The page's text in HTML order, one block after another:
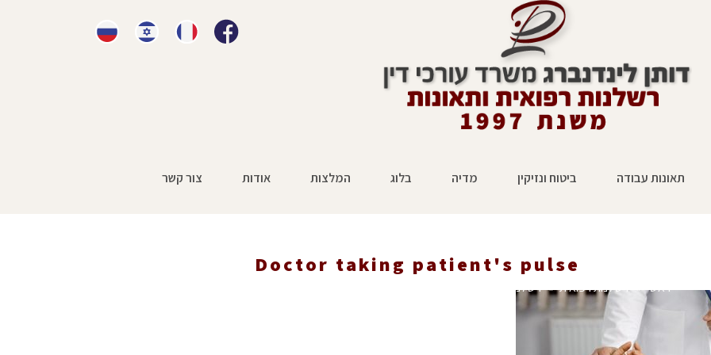
תאונות עבודה ביטוח ונזיקין מדיה בלוג המלצות אודות צור קשר
ראשי » רשלנות רפואית » רשלנות רפואית – תביעות בתחום הקרדיולוגיה
Doctor taking patient's pulse